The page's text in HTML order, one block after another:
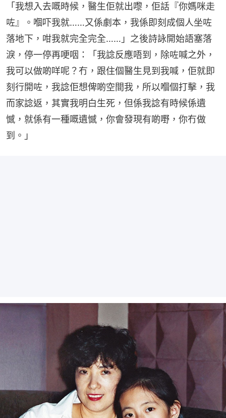
「我想入去嘅時候，醫生佢就出嚟，佢話『你媽咪走
咗』。嗰吓我就……又係劇本，我係即刻成個人坐咗
落地下，咁我就完全完全……」之後詩詠開始語塞落
淚，停一停再哽咽：「我諗反應唔到，除咗喊之外，
我可以做啲咩呢？冇，跟住個醫生見到我喊，佢就即
刻行開咗，我諗佢想俾啲空間我，所以嗰個打擊，我
而家諗返，其實我明白生死，但係我諗有時候係遺
憾，就係有一種嘅遺憾，你會發現有啲嘢，你冇做
到。」